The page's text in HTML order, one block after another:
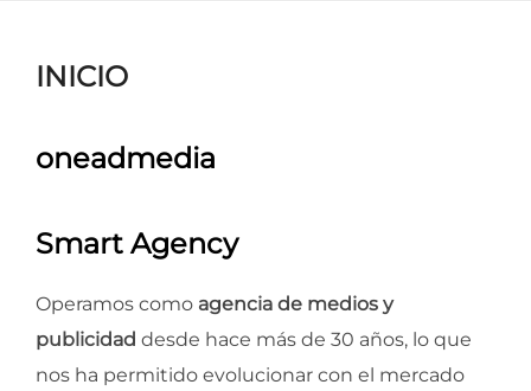
INICIO
oneadmedia
Smart Agency
Operamos como agencia de medios y
publicidad desde hace más de 30 años, lo que
nos ha permitido evolucionar con el mercado